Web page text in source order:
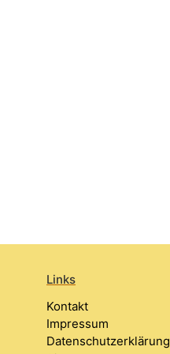
Links
Kontakt
Impressum
Datenschutzerklärung